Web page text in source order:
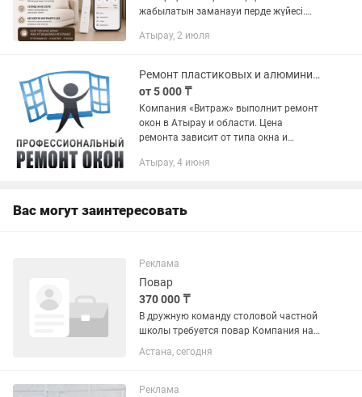
жабылатын заманауи перде жүйесі.
пульті немесе дауыс арқылы басқаруға
Атырау, 2 июля
Ремонт пластиковых и алюминиевых окон
от 5 000 ₸
Компания «Витраж» выполнит ремонт
окон в Атырау и области. Цена
ремонта зависит от типа окна и
ремонта или осмотра окна по Атырау и
Атырау, 4 июня
Вас могут заинтересовать
Реклама
Повар
370 000 ₸
В дружную команду столовой частной
школы требуется повар Компания на
рынке 18 лет Оклад 350 000 тенге, 1 раз
в месяц, без задержек Кухрабочая,
предоставляется...
Астана, сегодня
Реклама